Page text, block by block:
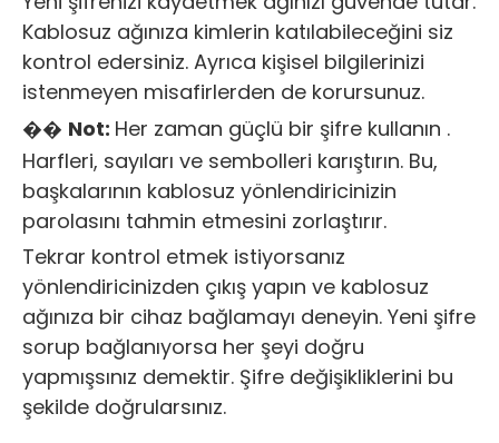
Kablosuz ağınıza kimlerin katılabileceğini siz
kontrol edersiniz. Ayrıca kişisel bilgilerinizi
istenmeyen misafirlerden de korursunuz.
��️ Not: Her zaman güçlü bir şifre kullanın .
Harfleri, sayıları ve sembolleri karıştırın. Bu,
başkalarının kablosuz yönlendiricinizin
parolasını tahmin etmesini zorlaştırır.
Tekrar kontrol etmek istiyorsanız
yönlendiricinizden çıkış yapın ve kablosuz
ağınıza bir cihaz bağlamayı deneyin. Yeni şifre
sorup bağlanıyorsa her şeyi doğru
yapmışsınız demektir. Şifre değişikliklerini bu
şekilde doğrularsınız.